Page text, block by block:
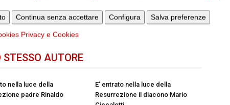
Continua senza accettare Configura Salva preferenze
Privacy e Cookies
Talità Kum, percorso per l’elaborazione del
lutto
STESSO AUTORE
nella luce della
padre Rinaldo
E’ entrato nella luce della
Resurrezione il diacono Mario